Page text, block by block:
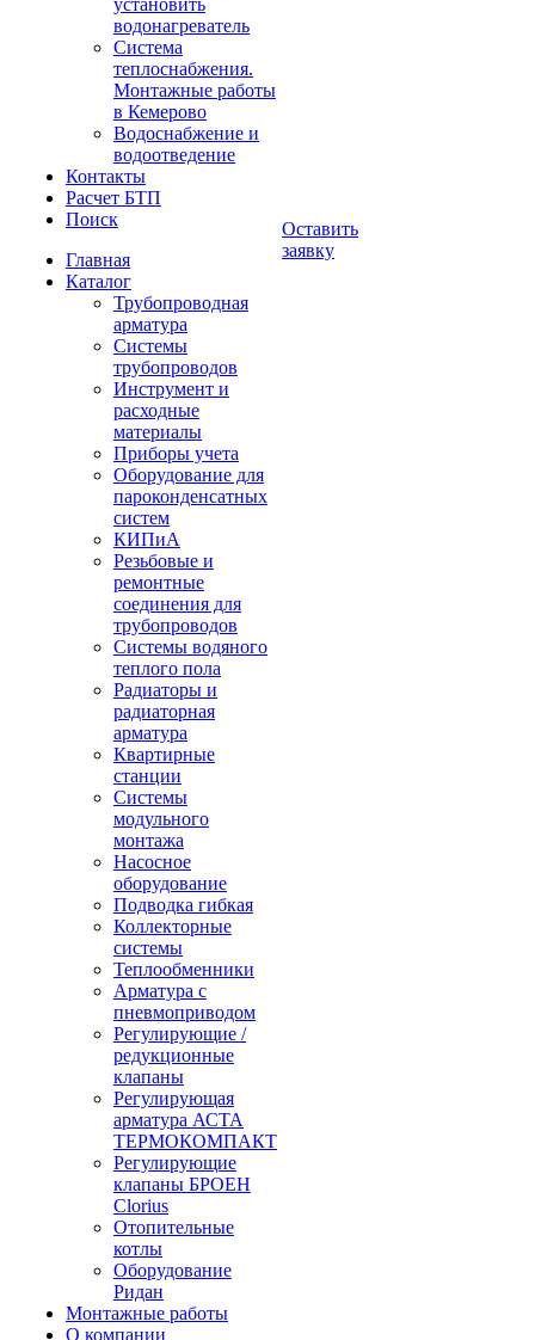
установить
водонагреватель
Система
теплоснабжения.
Монтажные работы
в Кемерово
Водоснабжение и
водоотведение
Контакты
Расчет БТП
Поиск
Главная
Каталог
Трубопроводная
арматура
Системы
трубопроводов
Инструмент и
расходные
материалы
Приборы учета
Оборудование для
пароконденсатных
систем
КИПиА
Резьбовые и
ремонтные
соединения для
трубопроводов
Системы водяного
теплого пола
Радиаторы и
радиаторная
арматура
Квартирные
станции
Системы
модульного
монтажа
Насосное
оборудование
Подводка гибкая
Коллекторные
системы
Теплообменники
Арматура с
пневмоприводом
Регулирующие /
редукционные
клапаны
Регулирующая
арматура АСТА
ТЕРМОКОМПАКТ
Регулирующие
клапаны БРОЕН
Clorius
Отопительные
котлы
Оборудование
Ридан
Монтажные работы
О компании
Оставить
заявку